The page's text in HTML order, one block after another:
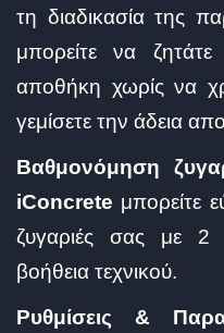
τη διαδικασία της
μπορείτε να
αποθήκη χωρίς να
γεμίσετε την άδεια
Βαθμονόμηση
iConcrete μπορείτε
ζυγαριές σας με
βοήθεια τεχνικού.
Ρυθμίσεις &